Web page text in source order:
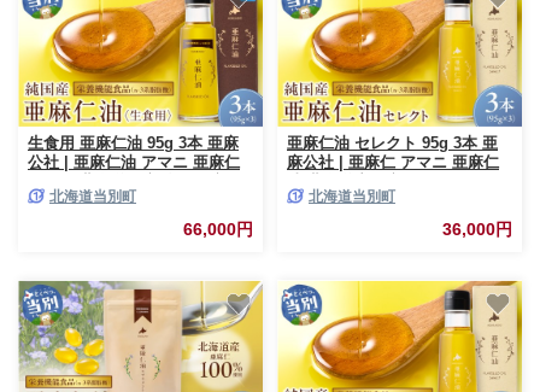
生食用 亜麻仁油 95g 3本 亜麻
公社 | 亜麻仁油 アマニ 亜麻仁
北海道当別町
66,000円
亜麻仁油 セレクト 95g 3本 亜
麻公社 | 亜麻仁 アマニ 亜麻仁
北海道当別町
36,000円